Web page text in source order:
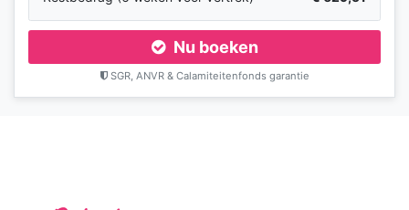
Nu boeken
SGR, ANVR & Calamiteitenfonds garantie